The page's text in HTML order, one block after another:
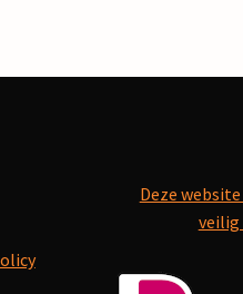
Deze
veilig